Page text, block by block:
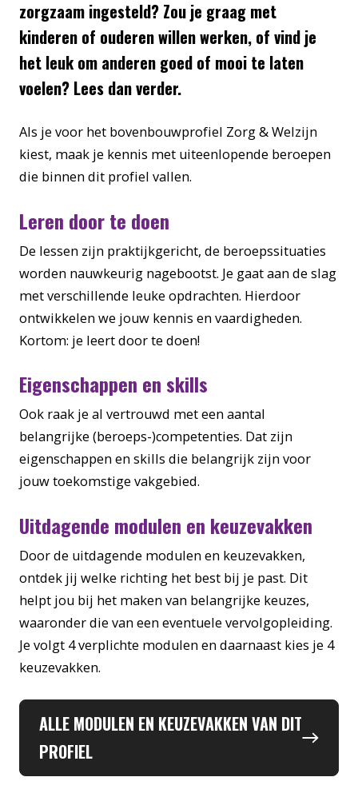
zorgzaam ingesteld? Zou je graag met
kinderen of ouderen willen werken, of vind je
het leuk om anderen goed of mooi te laten
voelen? Lees dan verder.
Als je voor het bovenbouwprofiel Zorg & Welzijn
kiest, maak je kennis met uiteenlopende beroepen
die binnen dit profiel vallen.
Leren door te doen
De lessen zijn praktijkgericht, de beroepssituaties
worden nauwkeurig nagebootst. Je gaat aan de slag
met verschillende leuke opdrachten. Hierdoor
ontwikkelen we jouw kennis en vaardigheden.
Kortom: je leert door te doen!
Eigenschappen en skills
Ook raak je al vertrouwd met een aantal
belangrijke (beroeps-)competenties. Dat zijn
eigenschappen en skills die belangrijk zijn voor
jouw toekomstige vakgebied.
Uitdagende modulen en keuzevakken
Door de uitdagende modulen en keuzevakken,
ontdek jij welke richting het best bij je past. Dit
helpt jou bij het maken van belangrijke keuzes,
waaronder die van een eventuele vervolgopleiding.
Je volgt 4 verplichte modulen en daarnaast kies je 4
keuzevakken.
ALLE MODULEN EN KEUZEVAKKEN VAN DIT
PROFIEL